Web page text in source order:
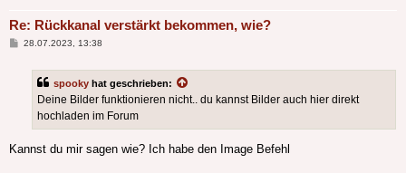
Re: Rückkanal verstärkt bekommen, wie?
Beitrag
28.07.2023, 13:38
spooky hat geschrieben:
Deine Bilder funktionieren nicht.. du kannst Bilder auch hier direkt
hochladen im Forum
Kannst du mir sagen wie? Ich habe den Image Befehl